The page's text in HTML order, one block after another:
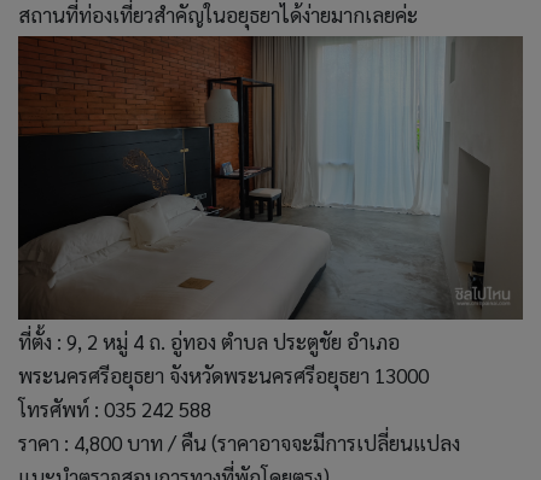
สถานที่ท่องเที่ยวสำคัญในอยุธยาได้ง่ายมากเลยค่ะ
ที่ตั้ง : 9, 2 หมู่ 4 ถ. อู่ทอง ตำบล ประตูชัย อำเภอ
พระนครศรีอยุธยา จังหวัดพระนครศรีอยุธยา 13000
โทรศัพท์ : 035 242 588
ราคา : 4,800 บาท / คืน (ราคาอาจจะมีการเปลี่ยนแปลง